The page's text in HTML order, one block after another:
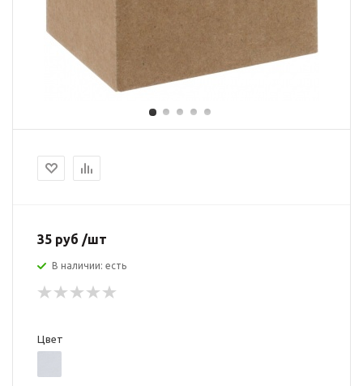
35 руб /шт
В наличии: есть
Цвет